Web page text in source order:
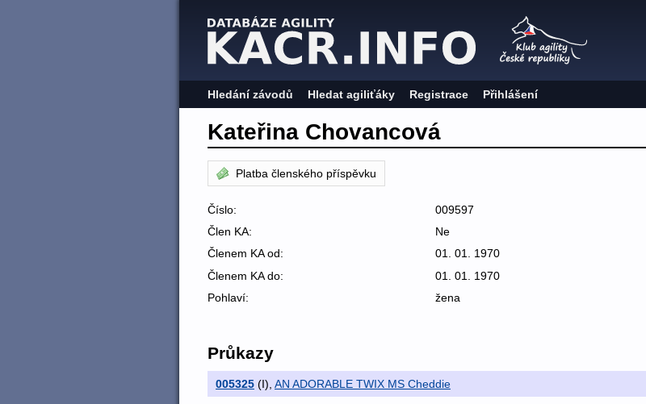
Hledání závodů Hledat agiliťáky Registrace Přihlášení
Kateřina Chovancová
Platba členského příspěvku
Číslo:
009597
Člen KA:
Ne
Členem KA od:
01. 01. 1970
Členem KA do:
01. 01. 1970
Pohlaví:
žena
Průkazy
005325 (I), AN ADORABLE TWIX MS Cheddie